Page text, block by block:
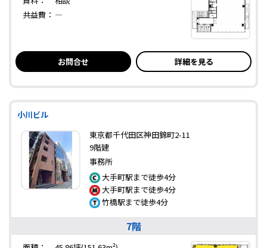
共益費： ―
お問合せ 詳細を見る
小川ビル
東京都千代田区神田錦町2-11
9階建
事務所
大手町駅まで徒歩4分
大手町駅まで徒歩4分
竹橋駅まで徒歩4分
7階